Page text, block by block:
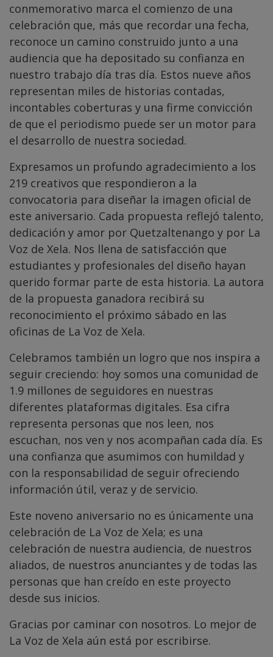
conmemorativo marca el comienzo de una
celebración que, más que recordar una fecha,
reconoce un camino construido junto a una
audiencia que ha depositado su confianza en
nuestro trabajo día tras día. Estos nueve años
representan miles de historias contadas,
incontables coberturas y una firme convicción
de que el periodismo puede ser un motor para
el desarrollo de nuestra sociedad.
Expresamos un profundo agradecimiento a los
219 creativos que respondieron a la
convocatoria para diseñar la imagen oficial de
este aniversario. Cada propuesta reflejó talento,
dedicación y amor por Quetzaltenango y por La
Voz de Xela. Nos llena de satisfacción que
estudiantes y profesionales del diseño hayan
querido formar parte de esta historia. La autora
de la propuesta ganadora recibirá su
reconocimiento el próximo sábado en las
oficinas de La Voz de Xela.
Celebramos también un logro que nos inspira a
seguir creciendo: hoy somos una comunidad de
1.9 millones de seguidores en nuestras
diferentes plataformas digitales. Esa cifra
representa personas que nos leen, nos
escuchan, nos ven y nos acompañan cada día. Es
una confianza que asumimos con humildad y
con la responsabilidad de seguir ofreciendo
información útil, veraz y de servicio.
Este noveno aniversario no es únicamente una
celebración de La Voz de Xela; es una
celebración de nuestra audiencia, de nuestros
aliados, de nuestros anunciantes y de todas las
personas que han creído en este proyecto
desde sus inicios.
Gracias por caminar con nosotros. Lo mejor de
La Voz de Xela aún está por escribirse.